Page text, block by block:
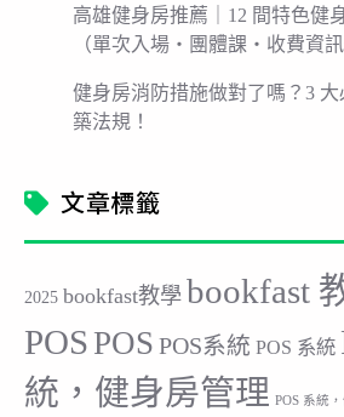
高雄健身房推薦｜12 間特色健
（單次入場・團體課・收費資訊
健身房消防措施做對了嗎？3
築法規！
文章標籤
2025 bookfast教學 bookfast
POS POS POS系統 POS 系統
統，健身房管理 POS 系統